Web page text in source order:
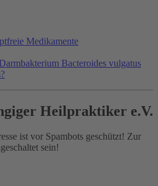
Medikamente
Bacteroides vulgatus
Heilpraktiker e.V.
ist vor Spambots geschützt! Zur
sein!